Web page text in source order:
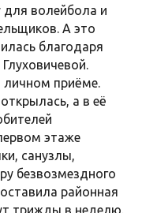
волейбола и
А это
благодаря
личном приёме.
а в её
этаже
санузлы,
безвозмездного
районная
трижды в неделю.